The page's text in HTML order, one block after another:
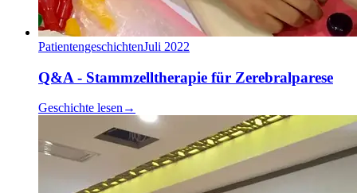
PatientengeschichtenJuli 2022
Q&A - Stammzelltherapie für Zerebralparese
Geschichte lesen →